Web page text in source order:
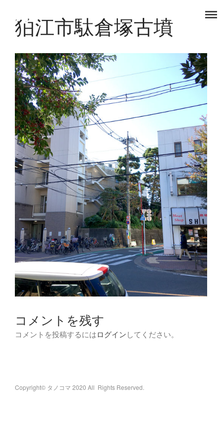
TOP
食品事業部
タノコマ
狛江を楽しもう！
狛江市駄倉塚古墳
コメントを残す
コメントを投稿するにはログインしてください。
Copyright© タノコマ 2020 All Rights Reserved.